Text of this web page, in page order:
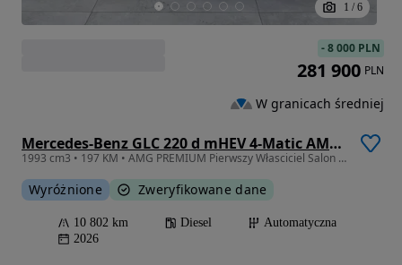
1 / 6
Mercedes-Benz GLC 220 d mHEV 4-Matic AMG Line
1993 cm3 • 197 KM • AMG PREMIUM Pierwszy Własciciel Salon Polska FV23% Gotówka Leasing
Wyróżnione Zweryfikowane dane
10 802 km Diesel
Automatyczna
2026
-8 000 PLN
281 900 PLN
W granicach średniej